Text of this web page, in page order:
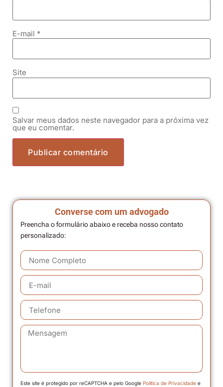
E-mail *
Site
Salvar meus dados neste navegador para a próxima vez
que eu comentar.
Converse com um advogado
Preencha o formulário abaixo e receba nosso contato
personalizado:
Este site é protegido por reCAPTCHA e pelo Google Política de Privacidade e